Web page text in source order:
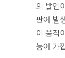
의 발언
판에 발
이 움직
능에 가